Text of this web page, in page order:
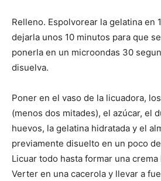
Relleno. Espolvorear la gelatina en
dejarla unos 10 minutos para que
ponerla en un microondas 30
disuelva.
Poner en el vaso de la licuadora,
(menos dos mitades), el azúcar, el
huevos, la gelatina hidratada y el
previamente disuelto en un poco
Licuar todo hasta formar una crema
Verter en una cacerola y llevar a